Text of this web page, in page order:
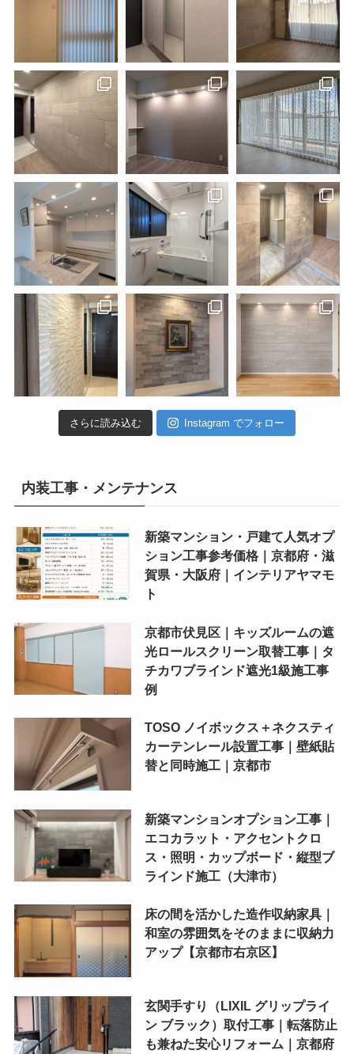
さらに読み込む Instagram でフォロー
内装工事・メンテナンス
新築マンション・戸建て人気オプ
ション工事参考価格｜京都府・滋
賀県・大阪府｜インテリアヤマモ
ト
京都市伏見区｜キッズルームの遮
光ロールスクリーン取替工事｜タ
チカワブラインド遮光1級施工事
例
TOSO ノイボックス＋ネクスティ
カーテンレール設置工事｜壁紙貼
替と同時施工｜京都市
新築マンションオプション工事｜
エコカラット・アクセントクロ
ス・照明・カップボード・縦型ブ
ラインド施工（大津市）
床の間を活かした造作収納家具｜
和室の雰囲気をそのままに収納力
アップ【京都市右京区】
玄関手すり（LIXIL グリップライ
ン ブラック）取付工事｜転落防止
も兼ねた安心リフォーム｜京都府